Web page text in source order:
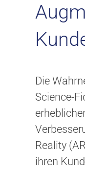
Die
Science-
Reality
ihren